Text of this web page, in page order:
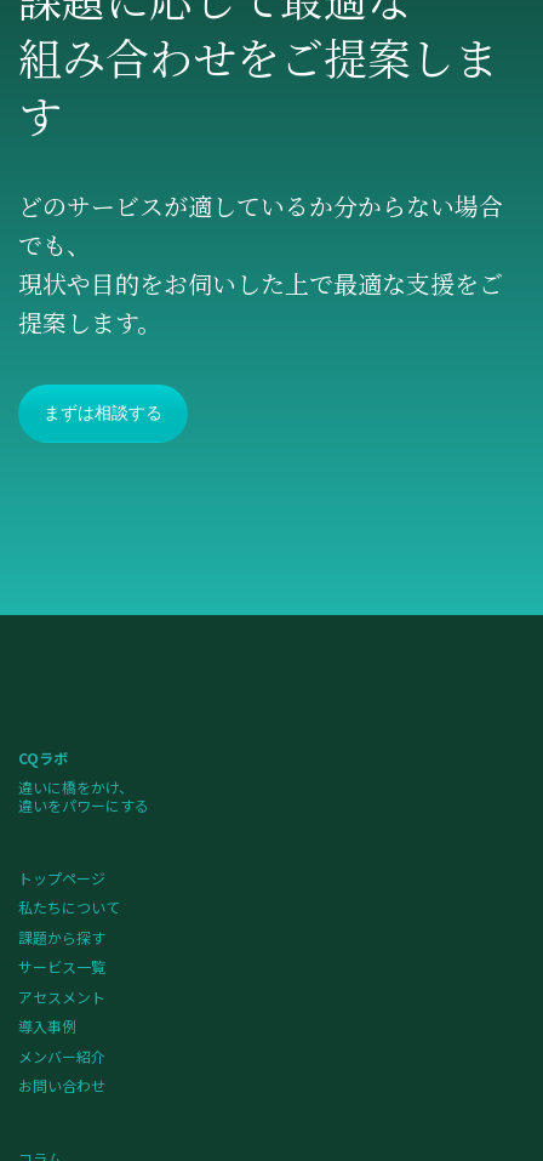
組み合わせをご提案しま
す
どのサービスが適しているか分からない場合
でも、
現状や目的をお伺いした上で最適な支援をご
提案します。
まずは相談する
CQラボ
違いに橋をかけ、
違いをパワーにする
トップページ
私たちについて
課題から探す
サービス一覧
アセスメント
導入事例
メンバー紹介
お問い合わせ